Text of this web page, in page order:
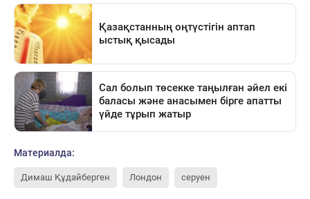
Материалда:
Димаш Құдайберген Лондон серуен